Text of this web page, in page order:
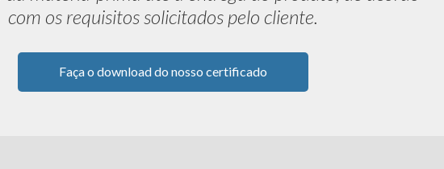
com os requisitos solicitados pelo cliente.
Faça o download do nosso certificado